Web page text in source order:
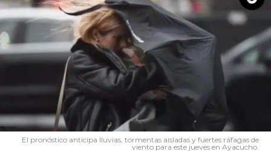
El pronóstico anticipa lluvias, tormentas aisladas y fuertes ráfagas de
viento para este jueves en Ayacucho.